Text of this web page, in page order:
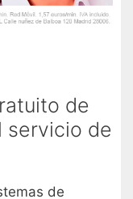
de
servicio de
de